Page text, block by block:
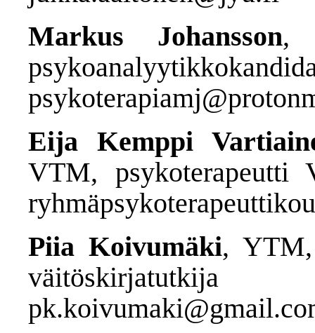
Markus Johansson,
Eija Kemppi
VTM, psykoterapeutti
Piia Koivumäki,
väitöskirjatutkija